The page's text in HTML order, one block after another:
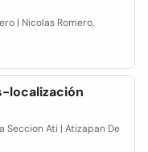
| Nicolas Romero,
localización
Seccion Ati | Atizapan De